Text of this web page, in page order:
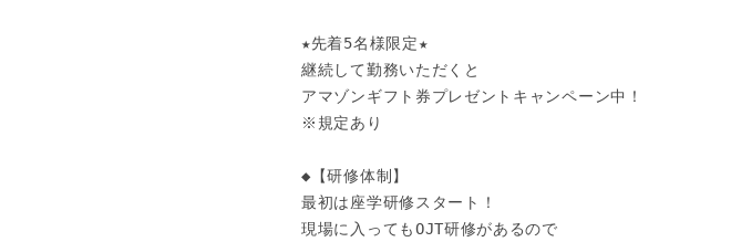
★先着5名様限定★
継続して勤務いただくと
アマゾンギフト券プレゼントキャンペーン中！
※規定あり
◆【研修体制】
最初は座学研修スタート！
現場に入ってもOJT研修があるので